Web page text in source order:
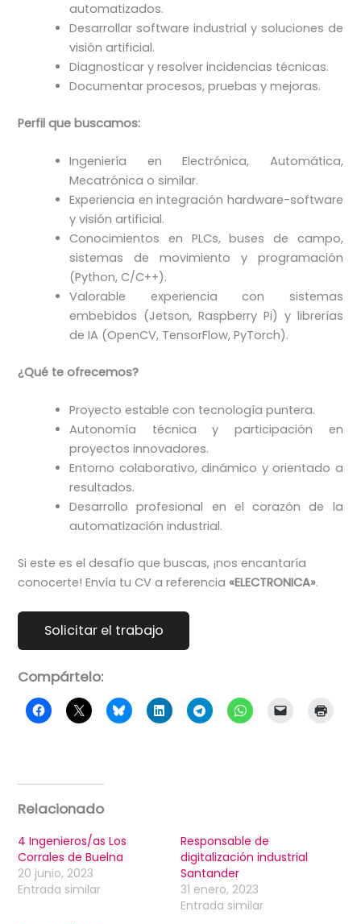
automatizados.
Desarrollar software industrial y soluciones de
visión artificial.
Diagnosticar y resolver incidencias técnicas.
Documentar procesos, pruebas y mejoras.
Perfil que buscamos:
Ingeniería en Electrónica, Automática,
Mecatrónica o similar.
Experiencia en integración hardware-software
y visión artificial.
Conocimientos en PLCs, buses de campo,
sistemas de movimiento y programación
(Python, C/C++).
Valorable experiencia con sistemas
embebidos (Jetson, Raspberry Pi) y librerías
de IA (OpenCV, TensorFlow, PyTorch).
¿Qué te ofrecemos?
Proyecto estable con tecnología puntera.
Autonomía técnica y participación en
proyectos innovadores.
Entorno colaborativo, dinámico y orientado a
resultados.
Desarrollo profesional en el corazón de la
automatización industrial.
Si este es el desafío que buscas, ¡nos encantaría
conocerte! Envía tu CV a referencia«ELECTRONICA».
Compártelo:
Relacionado
4 Ingenieros/as Los
Corrales de Buelna
20 junio, 2023
Entrada similar
Responsable de
digitalización industrial
Santander
31 enero, 2023
Entrada similar